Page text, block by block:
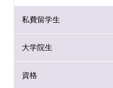
私費留学生
大学院生
資格